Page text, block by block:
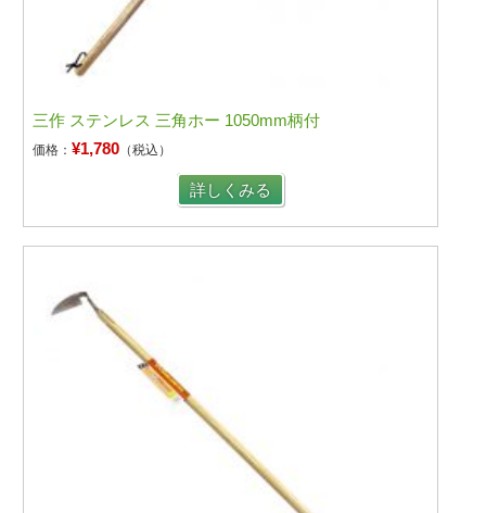
三作 ステンレス 三角ホー 1050mm柄付
価格：¥1,780 （税込）
詳しくみる